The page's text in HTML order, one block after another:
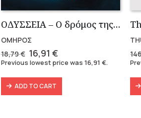
OΔΥΣΣΕΙΑ – Ο δρόμος της επιστροφής
ΟΜΗΡΟΣ
18,79€ Original
price
18,79 €.
16,91 €Current
price
16,91 €.
Previous lowest price was 16,91 €.
ADD TO CART